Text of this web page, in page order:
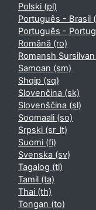
Polski ‎(pl)‎
Português - Brasil
Português -
Română ‎(ro)‎
Romansh
Samoan ‎(sm)‎
Shqip ‎(sq)‎
Slovenčina ‎(sk)‎
Slovenščina ‎(sl)‎
Soomaali ‎(so)‎
Srpski ‎(sr_lt)‎
Suomi ‎(fi)‎
Svenska ‎(sv)‎
Tagalog ‎(tl)‎
Tamil ‎(ta)‎
Thai ‎(th)‎
Tongan ‎(to)‎